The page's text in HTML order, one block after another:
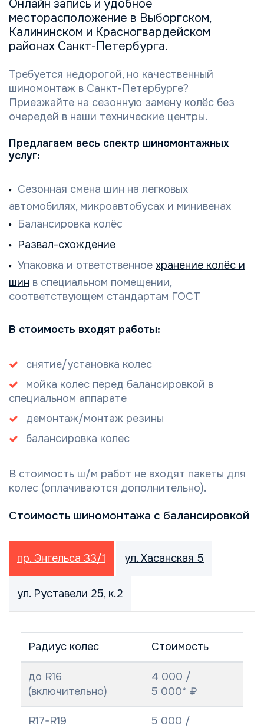
Онлайн запись и удобное
месторасположение в Выборгском,
Калининском и Красногвардейском
районах Санкт-Петербурга.
Требуется недорогой, но качественный
шиномонтаж в Санкт-Петербурге?
Приезжайте на сезонную замену колёс без
очередей в наши технические центры.
Предлагаем весь спектр шиномонтажных
услуг:
Сезонная смена шин на легковых
автомобилях, микроавтобусах и минивенах
Балансировка колёс
Развал-схождение
Упаковка и ответственное хранение колёс и
шин в специальном помещении,
соответствующем стандартам ГОСТ
В стоимость входят работы:
снятие/установка колес
мойка колес перед балансировкой в
специальном аппарате
демонтаж/монтаж резины
балансировка колес
В стоимость ш/м работ не входят пакеты для
колес (оплачиваются дополнительно).
Стоимость шиномонтажа с балансировкой
пр. Энгельса 33/1 ул. Хасанская 5
ул. Руставели 25, к.2
Радиус колес Стоимость
до R16
(включительно)
4 000 /
5 000* ₽
R17-R19
5 000 /